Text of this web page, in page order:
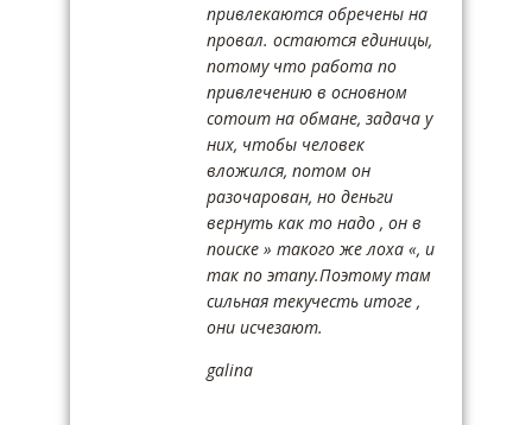
привлекаются обречены на
провал. остаются единицы,
потому что работа по
привлечению в основном
сотоит на обмане, задача у
них, чтобы человек
вложился, потом он
разочарован, но деньги
вернуть как то надо , он в
поиске » такого же лоха «, и
так по этапу.Поэтому там
сильная текучесть итоге ,
они исчезают.
galina